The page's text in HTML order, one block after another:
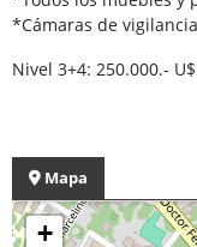
*Cámaras de
Nivel 3+4: 250.000.-
Mapa
+